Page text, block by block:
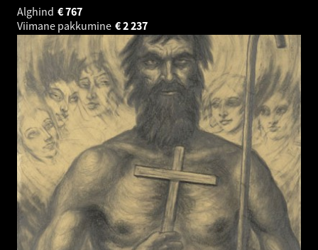
Alghind
767
€
Viimane pakkumine
2 237
€